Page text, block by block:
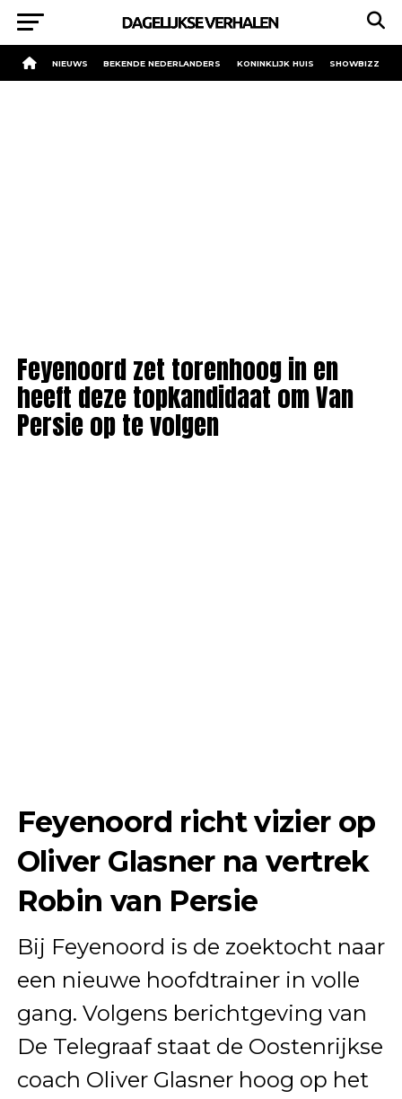
NIEUWS BEKENDE NEDERLANDERS KONINKLIJK HUIS SHOWBIZZ
Feyenoord zet torenhoog in en
heeft deze topkandidaat om Van
Persie op te volgen
Feyenoord richt vizier op
Oliver Glasner na vertrek
Robin van Persie
Bij Feyenoord is de zoektocht naar
een nieuwe hoofdtrainer in volle
gang. Volgens berichtgeving van
De Telegraaf staat de Oostenrijkse
coach Oliver Glasner hoog op het